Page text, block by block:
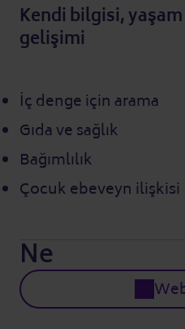
Kendi bilgisi,
gelişimi
İç denge için arama
Gıda ve sağlık
Bağımlılık
Çocuk ebeveyn ilişkisi
Ne